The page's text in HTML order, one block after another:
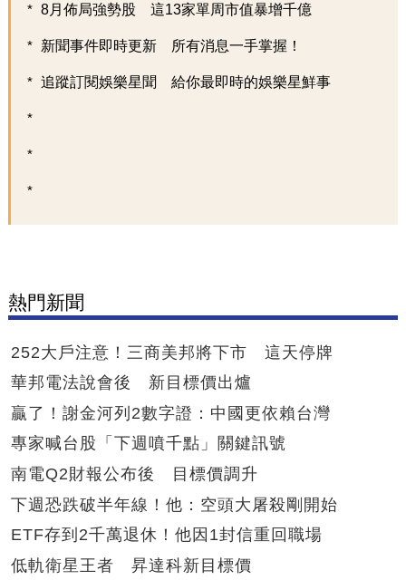
8月佈局強勢股 這13家單周市值暴增千億
新聞事件即時更新 所有消息一手掌握！
追蹤訂閱娛樂星聞 給你最即時的娛樂星鮮事
熱門新聞
252大戶注意！三商美邦將下市 這天停牌
華邦電法說會後 新目標價出爐
贏了！謝金河列2數字證：中國更依賴台灣
專家喊台股「下週噴千點」關鍵訊號
南電Q2財報公布後 目標價調升
下週恐跌破半年線！他：空頭大屠殺剛開始
ETF存到2千萬退休！他因1封信重回職場
低軌衛星王者 昇達科新目標價